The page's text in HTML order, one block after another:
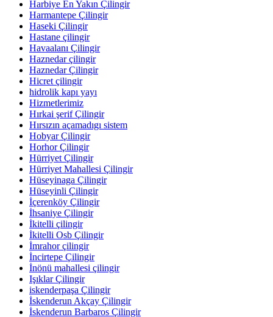
Harbiye En Yakın Çilingir
Harmantepe Çilingir
Haseki Çilingir
Hastane çilingir
Havaalanı Çilingir
Haznedar çilingir
Haznedar Çilingir
Hicret çilingir
hidrolik kapı yayı
Hizmetlerimiz
Hırkai şerif Çilingir
Hırsızın açamadıgı sistem
Hobyar Çilingir
Horhor Çilingir
Hürriyet Çilingir
Hürriyet Mahallesi Çilingir
Hüseyinaga Çilingir
Hüseyinli Çilingir
İçerenköy Çilingir
İhsaniye Çilingir
İkitelli çilingir
İkitelli Osb Çilingir
İmrahor çilingir
İncirtepe Çilingir
İnönü mahallesi çilingir
Işıklar Çilingir
iskenderpaşa Çilingir
İskenderun Akçay Çilingir
İskenderun Barbaros Çilingir